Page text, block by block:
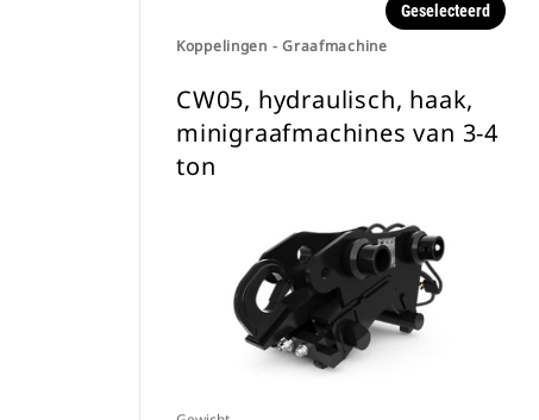
Koppelingen - Graafmachine
Geselecteerd
CW05, hydraulisch, haak,
minigraafmachines van 3-4
ton